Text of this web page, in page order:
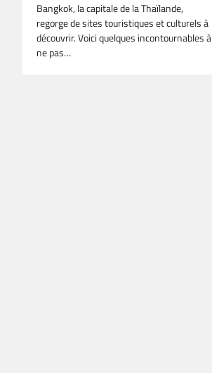
Bangkok, la capitale de la Thaïlande,
regorge de sites touristiques et culturels à
découvrir. Voici quelques incontournables à
ne pas…